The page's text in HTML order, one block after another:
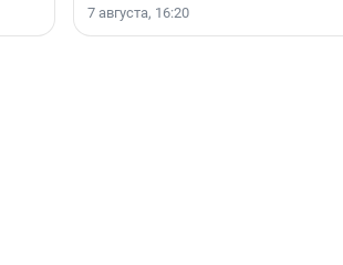
7 августа, 16:20